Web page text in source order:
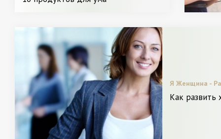
Меняем образ. / Видео. / Диета и
Я Женщина -
Звездный
Видео. / Мода. /
Как развить